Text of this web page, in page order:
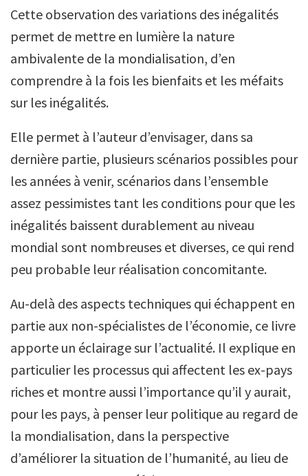
Cette observation des variations des inégalités
permet de mettre en lumière la nature
ambivalente de la mondialisation, d’en
comprendre à la fois les bienfaits et les méfaits
sur les inégalités.
Elle permet à l’auteur d’envisager, dans sa
dernière partie, plusieurs scénarios possibles pour
les années à venir, scénarios dans l’ensemble
assez pessimistes tant les conditions pour que les
inégalités baissent durablement au niveau
mondial sont nombreuses et diverses, ce qui rend
peu probable leur réalisation concomitante.
Au-delà des aspects techniques qui échappent en
partie aux non-spécialistes de l’économie, ce livre
apporte un éclairage sur l’actualité. Il explique en
particulier les processus qui affectent les ex-pays
riches et montre aussi l’importance qu’il y aurait,
pour les pays, à penser leur politique au regard de
la mondialisation, dans la perspective
d’améliorer la situation de l’humanité, au lieu de